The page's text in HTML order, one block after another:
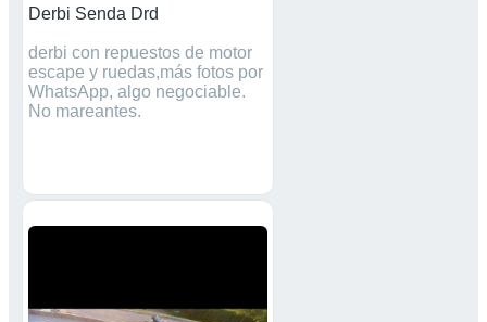
Derbi Senda Drd
derbi con repuestos de motor
escape y ruedas,más fotos por
WhatsApp, algo negociable.
No mareantes.